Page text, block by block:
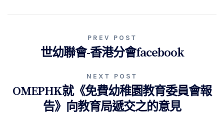
覽
PREV POST
世幼聯會-香港分會facebook
NEXT POST
OMEPHK就《免費幼稚園教育委員會報
告》向教育局遞交之的意見